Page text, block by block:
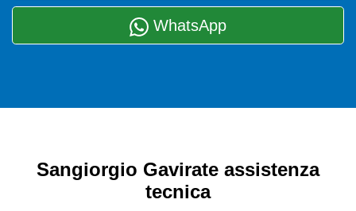
WhatsApp
Sangiorgio Gavirate assistenza
tecnica